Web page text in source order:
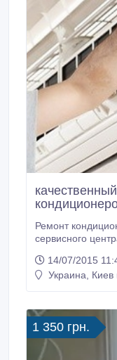
Ремонт
сервисного центра. Гарантия на все работы.
Бесплатный
Ремонт всех
кондиционеров у
14/07/2015
Украина, Киев
1 350 грн.